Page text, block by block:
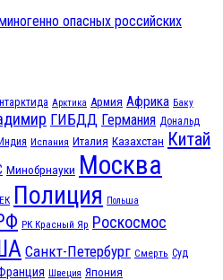
опасных российских
Арктика Армия Африка Баку
ГИБДД Германия Дональд
Испания Италия Казахстан Китай
Минобрнауки Москва
Полиция Польша
РК Красный Яр Роскосмос
Санкт-Петербург Смерть Суд
Швеция Япония